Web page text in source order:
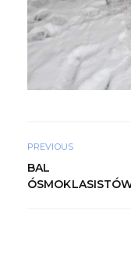
PREVIOUS
BAL